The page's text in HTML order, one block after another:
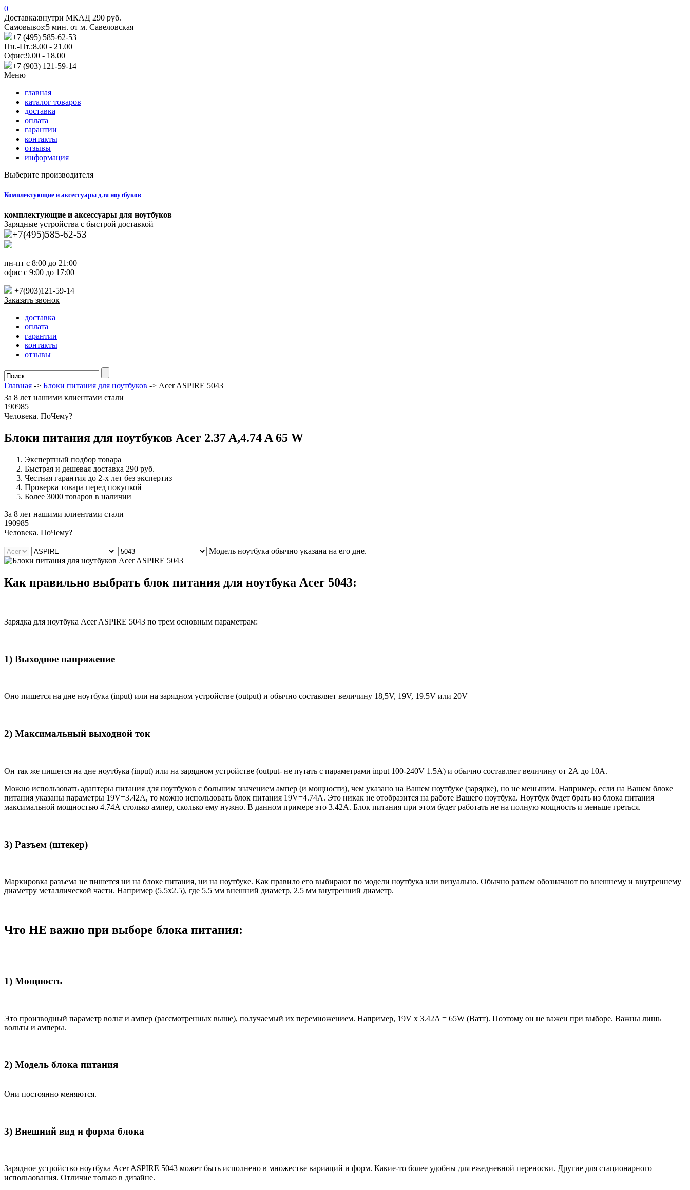
0
Доставка:внутри МКАД 290 руб.
Самовывоз:5 мин. от м. Савеловская
+7 (495) 585-62-53
Пн.-Пт.:8.00 - 21.00
Офис:9.00 - 18.00
+7 (903) 121-59-14
Меню
главная
каталог товаров
доставка
оплата
гарантии
контакты
отзывы
информация
Выберите производителя
Комплектующие и аксессуары для ноутбуков
комплектующие и аксессуары для ноутбуков
Зарядные устройства с быстрой доставкой
+7(495)585-62-53
пн-пт с 8:00 до 21:00
офис с 9:00 до 17:00
+7(903)121-59-14
Заказать звонок
доставка
оплата
гарантии
контакты
отзывы
Главная -> Блоки питания для ноутбуков -> Acer ASPIRE 5043
За 8 лет нашими клиентами стали
190985
Человека. ПоЧему?
Блоки питания для ноутбуков Acer 2.37 A,4.74 A 65 W
Экспертный подбор товара
Быстрая и дешевая доставка 290 руб.
Честная гарантия до 2-х лет без экспертиз
Проверка товара перед покупкой
Более 3000 товаров в наличии
За 8 лет нашими клиентами стали
190985
Человека. ПоЧему?
Модель ноутбука обычно указана на его дне.
Как правильно выбрать блок питания для ноутбука Acer 5043:
Зарядка для ноутбука Acer ASPIRE 5043 по трем основным параметрам:
1) Выходное напряжение
Оно пишется на дне ноутбука (input) или на зарядном устройстве (output) и обычно составляет величину 18,5V, 19V, 19.5V или 20V
2) Максимальный выходной ток
Он так же пишется на дне ноутбука (input) или на зарядном устройстве (output- не путать с параметрами input 100-240V 1.5A) и обычно составляет величину от 2А до 10A.
Можно использовать адаптеры питания для ноутбуков с большим значением ампер (и мощности), чем указано на Вашем ноутбуке (зарядке), но не меньшим. Например, если на Вашем блоке
питания указаны параметры 19V=3.42A, то можно использовать блок питания 19V=4.74A. Это никак не отобразится на работе Вашего ноутбука. Ноутбук будет брать из блока питания
максимальной мощностью 4.74А столько ампер, сколько ему нужно. В данном примере это 3.42А. Блок питания при этом будет работать не на полную мощность и меньше греться.
3) Разъем (штекер)
Маркировка разъема не пишется ни на блоке питания, ни на ноутбуке. Как правило его выбирают по модели ноутбука или визуально. Обычно разъем обозначают по внешнему и внутреннему
диаметру металлической части. Например (5.5x2.5), где 5.5 мм внешний диаметр, 2.5 мм внутренний диаметр.
Что НЕ важно при выборе блока питания:
1) Мощность
Это производный параметр вольт и ампер (рассмотренных выше), получаемый их перемножением. Например, 19V x 3.42A = 65W (Ватт). Поэтому он не важен при выборе. Важны лишь
вольты и амперы.
2) Модель блока питания
Они постоянно меняются.
3) Внешний вид и форма блока
Зарядное устройство ноутбука Acer ASPIRE 5043 может быть исполнено в множестве вариаций и форм. Какие-то более удобны для ежедневной переноски. Другие для стационарного
использования. Отличие только в дизайне.